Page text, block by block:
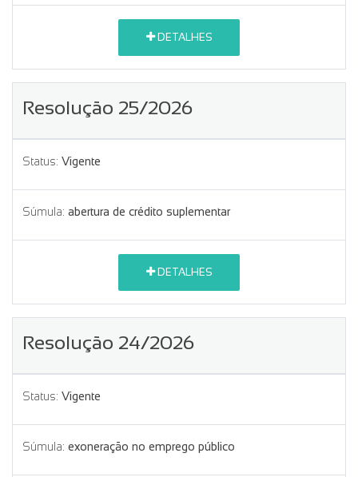
DETALHES
Resolução 25/2026
Status: Vigente
Súmula: abertura de crédito suplementar
DETALHES
Resolução 24/2026
Status: Vigente
Súmula: exoneração no emprego público